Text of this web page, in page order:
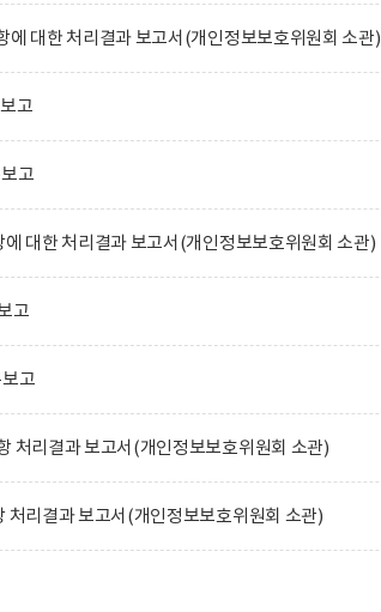
대한 처리결과 보고서(개인정보보호위원회 소관)
고
고
대한 처리결과 보고서(개인정보보호위원회 소관)
고
고
처리결과 보고서(개인정보보호위원회 소관)
처리결과 보고서(개인정보보호위원회 소관)